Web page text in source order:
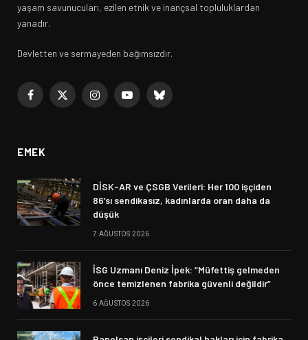
yaşam savunucuları, ezilen etnik ve inançsal topluluklardan
yanadır.
Devletten ve sermayeden bağımsızdır.
Facebook
X
InstagramYouTubeBluesky
EMEK
DİSK-AR ve ÇSGB Verileri: Her 100 işçiden
86’sı sendikasız, kadınlarda oran daha da
düşük
7 AĞUSTOS 2026
İSG Uzmanı Deniz İpek: “Müfettiş gelmeden
önce temizlenen fabrika güvenli değildir”
6 AĞUSTOS 2026